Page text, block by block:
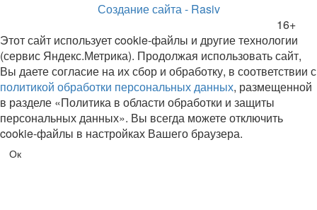
Создание сайта - Rasiv
16+
Этот сайт использует cookie-файлы и другие технологии
(сервис Яндекс.Метрика). Продолжая использовать сайт,
Вы даете согласие на их сбор и обработку, в соответствии с
политикой обработки персональных данных, размещенной
в разделе «Политика в области обработки и защиты
персональных данных». Вы всегда можете отключить
cookie-файлы в настройках Вашего браузера.
Ок